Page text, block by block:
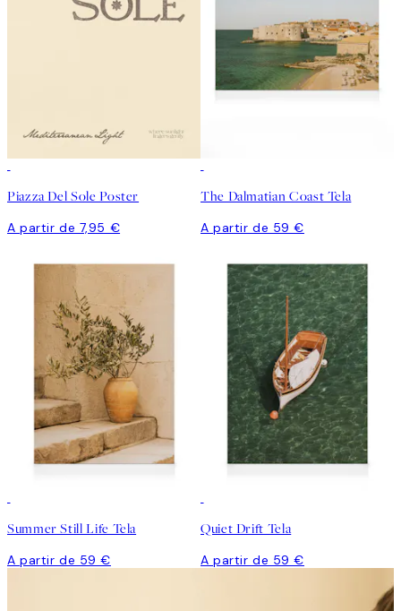
Piazza Del Sole Poster
A partir de 7,95 €
The Dalmatian Coast Tela
A partir de 59 €
Summer Still Life Tela
A partir de 59 €
Quiet Drift Tela
A partir de 59 €